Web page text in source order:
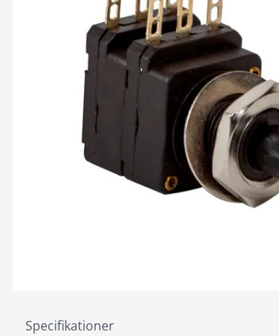
Specifikationer